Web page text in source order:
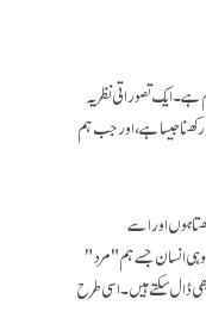
ایک تصوراتی نظریہ
جیسا ہے، اور جب ہم
ہوں اور اسے
انسان جسے ہم "مرد"
سکتے ہیں۔ اسی طرح